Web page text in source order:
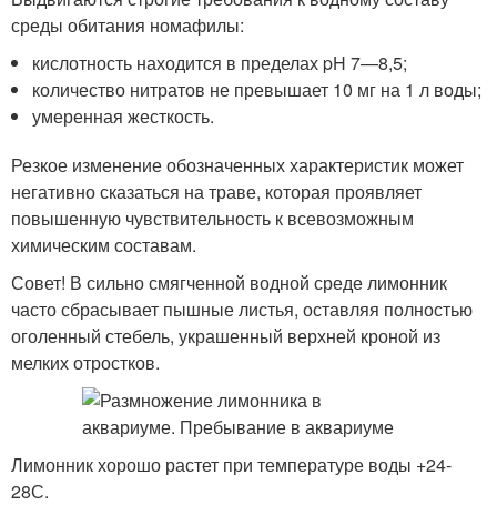
среды обитания номафилы:
кислотность находится в пределах pH 7—8,5;
количество нитратов не превышает 10 мг на 1 л воды;
умеренная жесткость.
Резкое изменение обозначенных характеристик может
негативно сказаться на траве, которая проявляет
повышенную чувствительность к всевозможным
химическим составам.
Совет! В сильно смягченной водной среде лимонник
часто сбрасывает пышные листья, оставляя полностью
оголенный стебель, украшенный верхней кроной из
мелких отростков.
Лимонник хорошо растет при температуре воды +24-
28С.